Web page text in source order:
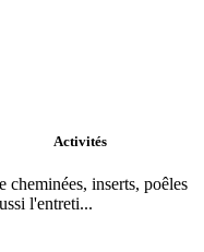
Activités
cheminées, inserts, poêles
l'entreti...